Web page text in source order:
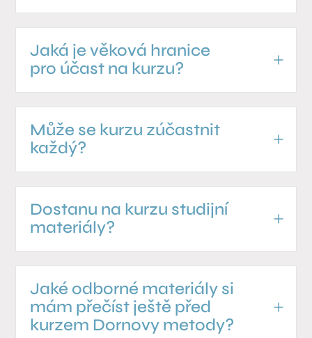
Jaká je věková hranice
pro účast na kurzu?
Může se kurzu zúčastnit
každý?
Dostanu na kurzu studijní
materiály?
Jaké odborné materiály si
mám přečíst ještě před
kurzem Dornovy metody?